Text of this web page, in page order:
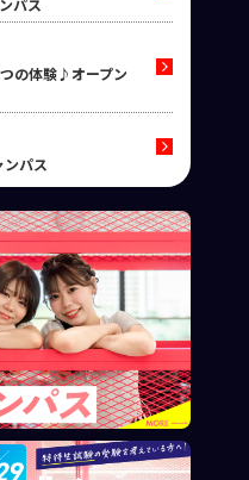
つの体験♪オープン
パス